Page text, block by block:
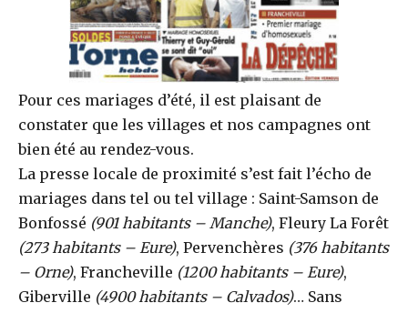
Pour ces mariages d’été, il est plaisant de
constater que les villages et nos campagnes ont
bien été au rendez-vous.
La presse locale de proximité s’est fait l’écho de
mariages dans tel ou tel village : Saint-Samson de
Bonfossé (901 habitants – Manche), Fleury La Forêt
(273 habitants – Eure), Pervenchères (376 habitants
– Orne), Francheville (1200 habitants – Eure),
Giberville (4900 habitants – Calvados)… Sans